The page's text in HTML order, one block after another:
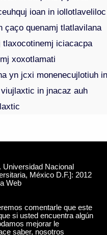
ioan in iollotlaveliloc
çaço quenamj tlatlavilana
tlaxocotinemj iciacacpa
xoxotlamati
yn jcxi monenecujlotiuh
in jnacaz auh
Nacional
México D.F.]: 2012
Web
comentarle que este
si usted encuentra algún
mejorar le
saber, nosotros